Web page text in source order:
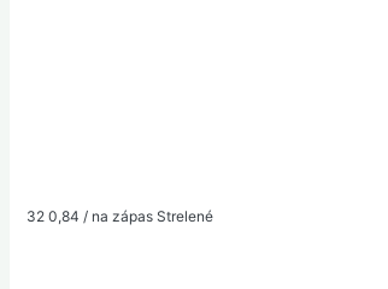
32 0,84 / na zápas Strelené